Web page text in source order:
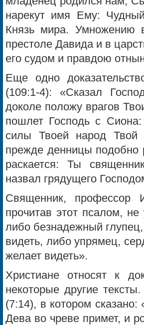
нарекут имя Ему:
Князь мира. Умножению
престоле Давида и в
его судом и правдою
Еще одно
(109:1-4): «Сказал
доколе положу врагов
пошлет Господь с
силы Твоей народ Твой
прежде денницы подобно
раскается: Ты
назвал грядущего
Священник, профессор
прочитав этот псалом,
либо безнадежный
видеть, либо упрямец,
желает видеть».
Христиане относят к
некоторые другие
(7:14), в котором
Дева во чреве примет, и